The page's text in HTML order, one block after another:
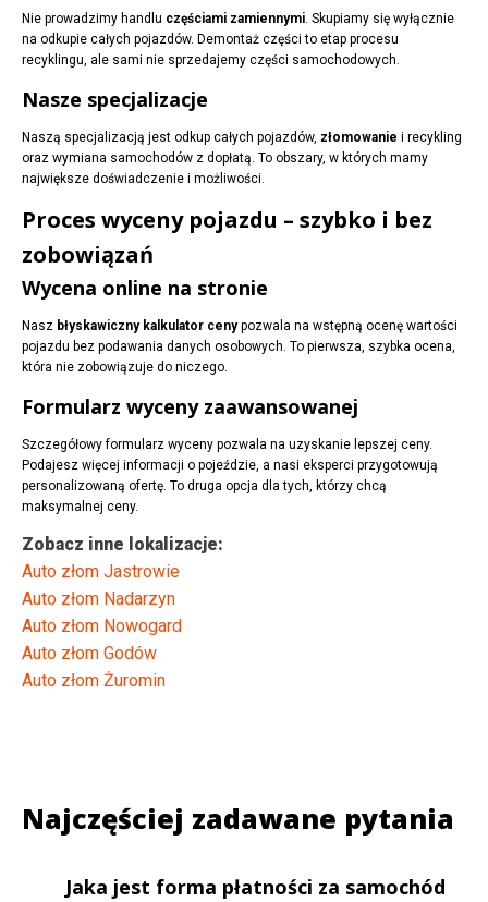
Nie prowadzimy handlu częściami zamiennymi. Skupiamy się wyłącznie
na odkupie całych pojazdów. Demontaż części to etap procesu
recyklingu, ale sami nie sprzedajemy części samochodowych.
Nasze specjalizacje
Naszą specjalizacją jest odkup całych pojazdów, złomowanie i recykling
oraz wymiana samochodów z dopłatą. To obszary, w których mamy
największe doświadczenie i możliwości.
Proces wyceny pojazdu – szybko i bez
zobowiązań
Wycena online na stronie
Nasz błyskawiczny kalkulator cenypozwala na wstępną ocenę wartości
pojazdu bez podawania danych osobowych. To pierwsza, szybka ocena,
która nie zobowiązuje do niczego.
Formularz wyceny zaawansowanej
Szczegółowy formularz wyceny pozwala na uzyskanie lepszej ceny.
Podajesz więcej informacji o pojeździe, a nasi eksperci przygotowują
personalizowaną ofertę. To druga opcja dla tych, którzy chcą
maksymalnej ceny.
Zobacz inne lokalizacje:
Auto złom Jastrowie
Auto złom Nadarzyn
Auto złom Nowogard
Auto złom Godów
Auto złom Żuromin
Najczęściej zadawane pytania
Jaka jest forma płatności za samochód